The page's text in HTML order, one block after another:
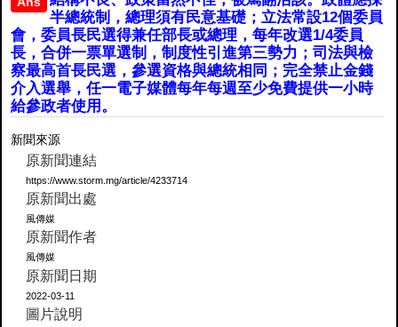
半總統制，總理須有民意基礎；立法常設12個委員
會，委員長民選得兼任部長或總理，每年改選1/4委員
長，合併一票單選制，制度性引進第三勢力；司法與檢
察最高首長民選，參選資格與總統相同；完全禁止金錢
介入選舉，任一電子媒體每年每週至少免費提供一小時
給參政者使用。
新聞來源
原新聞連結
https://www.storm.mg/article/4233714
原新聞出處
風傳媒
原新聞作者
風傳媒
原新聞日期
2022-03-11
圖片說明